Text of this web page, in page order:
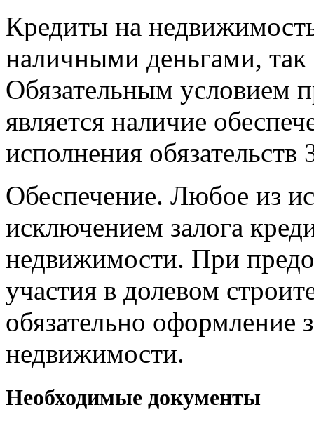
Кредиты на
наличными деньгами,
Обязательным условием
является наличие
исполнения
Обеспечение. Любое из
исключением залога
недвижимости. При
участия в долевом
обязательно оформление
недвижимости.
Необходимые документы